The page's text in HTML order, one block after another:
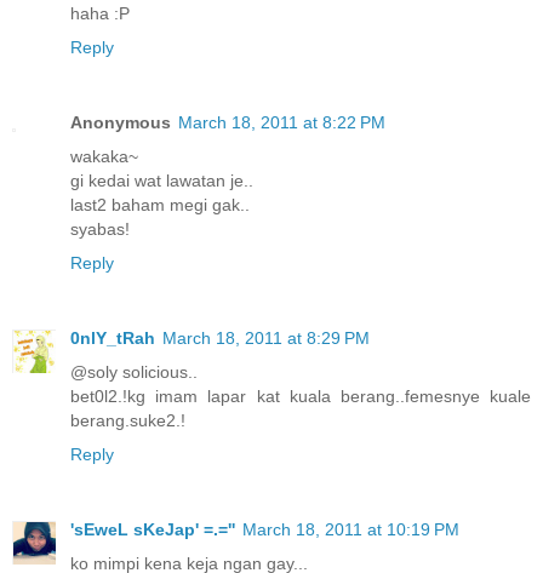
haha :P
Reply
Anonymous March 18, 2011 at 8:22 PM
wakaka~
gi kedai wat lawatan je..
last2 baham megi gak..
syabas!
Reply
0nlY_tRah March 18, 2011 at 8:29 PM
@soly solicious..
bet0l2.!kg imam lapar kat kuala berang..femesnye kuale
berang.suke2.!
Reply
'sEweL sKeJap' =.='' March 18, 2011 at 10:19 PM
ko mimpi kena keja ngan gay...